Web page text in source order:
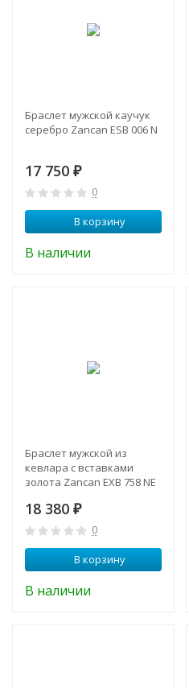
Браслет мужской каучук
серебро Zancan ESB 006 N
17 750 ₽
0
В корзину
В наличии
Браслет мужской из
кевлара с вставками
золота Zancan EXB 758 NE
18 380 ₽
0
В корзину
В наличии